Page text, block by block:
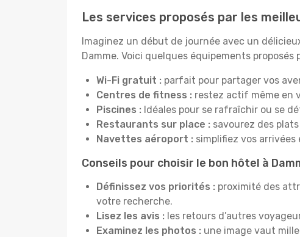
Les services proposés par les
Imaginez un début de journée avec un
Damme. Voici quelques équipements proposés
Wi-Fi gratuit : parfait pour partager vos
Centres de fitness : restez actif même en
Piscines : Idéales pour se rafraîchir ou se
Restaurants sur place : savourez des
Navettes aéroport : simplifiez vos arrivées
Conseils pour choisir le bon hôtel à
Définissez vos priorités : proximité des
votre recherche.
Lisez les avis : les retours d’autres
Examinez les photos : une image vaut